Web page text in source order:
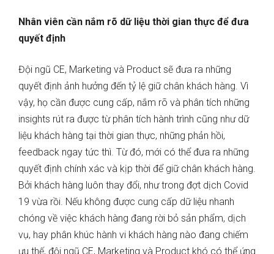
Nhân viên cần nắm rõ dữ liệu thời gian thực để đưa
quyết định
Đội ngũ CE, Marketing và Product sẽ đưa ra những
quyết định ảnh hưởng đến tỷ lệ giữ chân khách hàng. Vì
vậy, họ cần được cung cấp, nắm rõ và phân tích những
insights rút ra được từ phân tích hành trình cũng như dữ
liệu khách hàng tại thời gian thực, những phản hồi,
feedback ngay tức thì. Từ đó, mới có thể đưa ra những
quyết định chính xác và kịp thời để giữ chân khách hàng.
Bởi khách hàng luôn thay đổi, như trong đợt dịch Covid
19 vừa rồi. Nếu không được cung cấp dữ liệu nhanh
chóng về việc khách hàng đang rời bỏ sản phẩm, dịch
vụ, hay phân khúc hành vi khách hàng nào đang chiếm
ưu thế, đội ngũ CE, Marketing và Product khó có thể ứng